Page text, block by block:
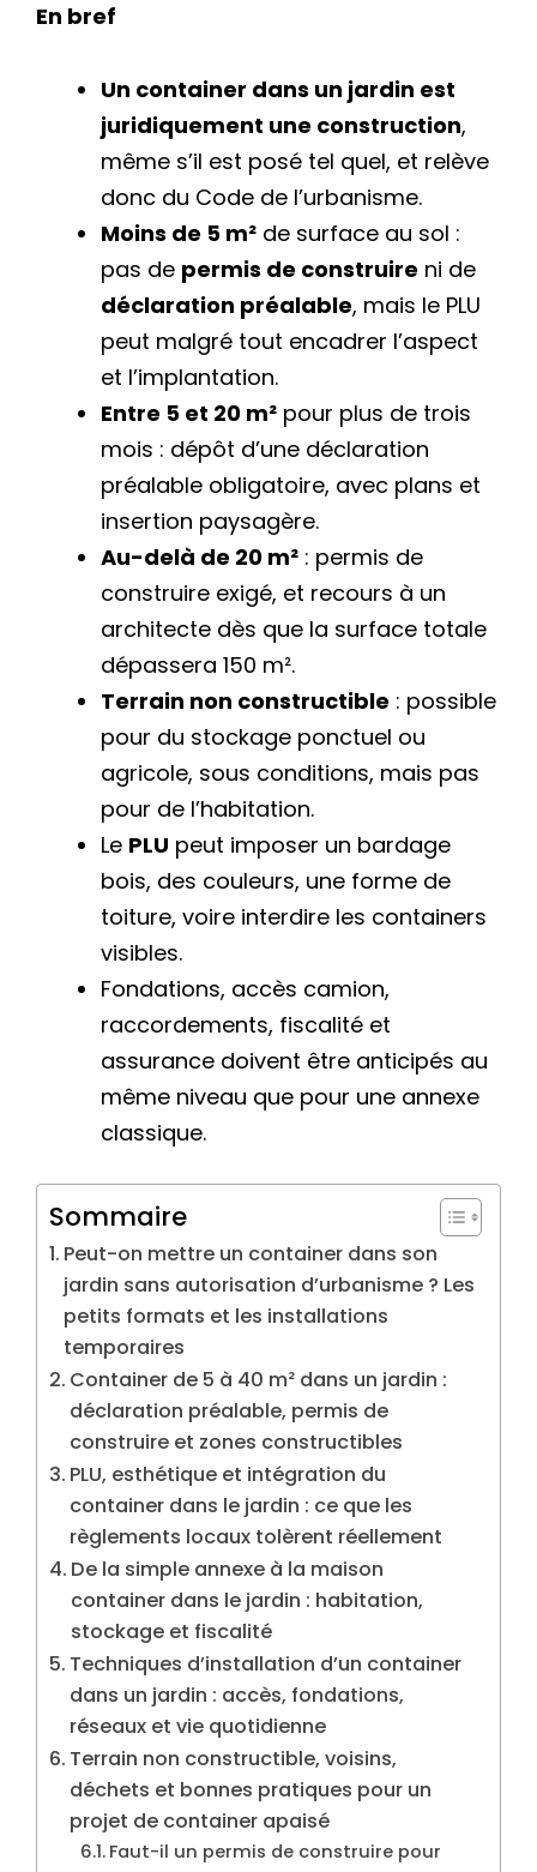
En bref
Un container dans un jardin est
juridiquement une construction,
même s’il est posé tel quel, et relève
donc du Code de l’urbanisme.
Moins de 5 m² de surface au sol :
pas de permis de construire ni de
déclaration préalable, mais le PLU
peut malgré tout encadrer l’aspect
et l’implantation.
Entre 5 et 20 m² pour plus de trois
mois : dépôt d’une déclaration
préalable obligatoire, avec plans et
insertion paysagère.
Au-delà de 20 m² : permis de
construire exigé, et recours à un
architecte dès que la surface totale
dépassera 150 m².
Terrain non constructible : possible
pour du stockage ponctuel ou
agricole, sous conditions, mais pas
pour de l’habitation.
Le PLU peut imposer un bardage
bois, des couleurs, une forme de
toiture, voire interdire les containers
visibles.
Fondations, accès camion,
raccordements, fiscalité et
assurance doivent être anticipés au
même niveau que pour une annexe
classique.
Sommaire
Peut-on mettre un container dans son
jardin sans autorisation d’urbanisme ? Les
petits formats et les installations
temporaires
Container de 5 à 40 m² dans un jardin :
déclaration préalable, permis de
construire et zones constructibles
PLU, esthétique et intégration du
container dans le jardin : ce que les
règlements locaux tolèrent réellement
De la simple annexe à la maison
container dans le jardin : habitation,
stockage et fiscalité
Techniques d’installation d’un container
dans un jardin : accès, fondations,
réseaux et vie quotidienne
Terrain non constructible, voisins,
déchets et bonnes pratiques pour un
projet de container apaisé
Faut-il un permis de construire pour